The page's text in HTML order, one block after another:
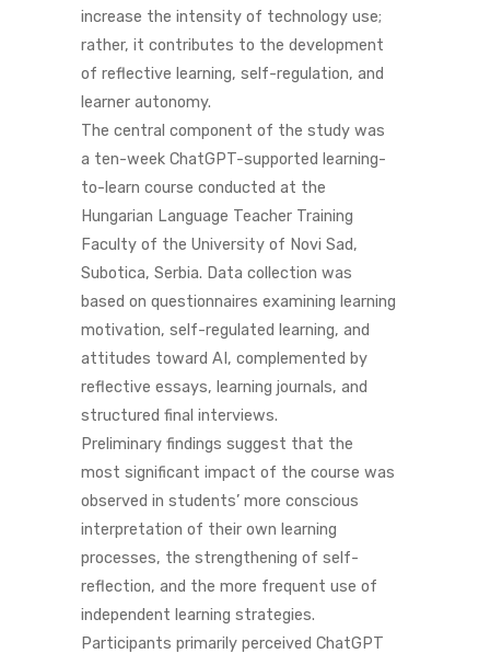
increase the intensity of technology use;
rather, it contributes to the development
of reflective learning, self-regulation, and
learner autonomy.
The central component of the study was
a ten-week ChatGPT-supported learning-
to-learn course conducted at the
Hungarian Language Teacher Training
Faculty of the University of Novi Sad,
Subotica, Serbia. Data collection was
based on questionnaires examining learning
motivation, self-regulated learning, and
attitudes toward AI, complemented by
reflective essays, learning journals, and
structured final interviews.
Preliminary findings suggest that the
most significant impact of the course was
observed in students’ more conscious
interpretation of their own learning
processes, the strengthening of self-
reflection, and the more frequent use of
independent learning strategies.
Participants primarily perceived ChatGPT